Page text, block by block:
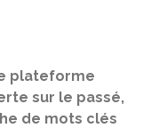
plateforme
sur le passé,
de mots clés